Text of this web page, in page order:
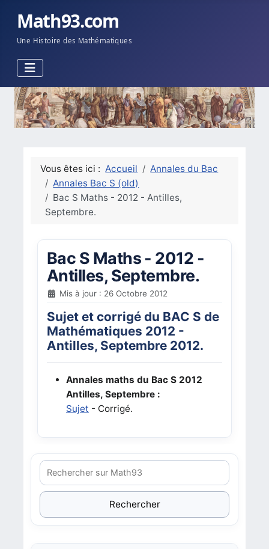
Math93.com
Une Histoire des Mathématiques
Vous êtes ici : Accueil
Annales du Bac
Annales Bac S (old)
Bac S Maths - 2012 - Antilles,
Septembre.
Bac S Maths - 2012 -
Antilles, Septembre.
Mis à jour : 26 Octobre 2012
Sujet et corrigé du BAC S de
Mathématiques 2012 -
Antilles, Septembre 2012.
Annales maths du Bac S 2012
Antilles, Septembre :
Sujet - Corrigé.
Rechercher